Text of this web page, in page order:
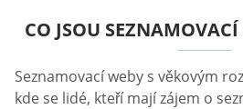
CO JSOU SEZNAMOVACÍ
Seznamovací weby s věkovým
kde se lidé, kteří mají zájem o